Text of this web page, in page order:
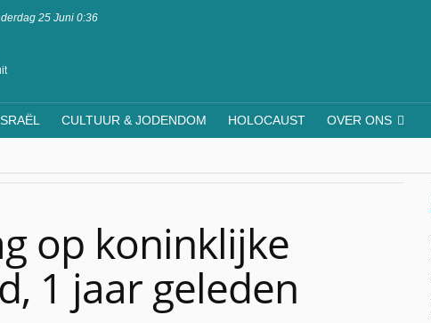
25 Juni 0:36
CULTUUR & JODENDOM HOLOCAUST OVER ONS
op koninklijke
1 jaar geleden